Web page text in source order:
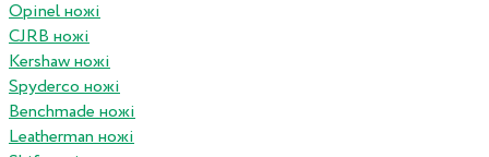
Opinel ножі
CJRB ножі
Kershaw ножі
Spyderco ножі
Benchmade ножі
Leatherman ножі